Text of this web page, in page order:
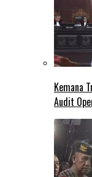
Kemana
Audit